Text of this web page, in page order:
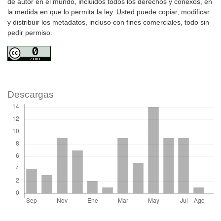
la medida en que lo permita la ley. Usted puede copiar, modificar
y distribuir los metadatos, incluso con fines comerciales, todo sin
pedir permiso.
Descargas